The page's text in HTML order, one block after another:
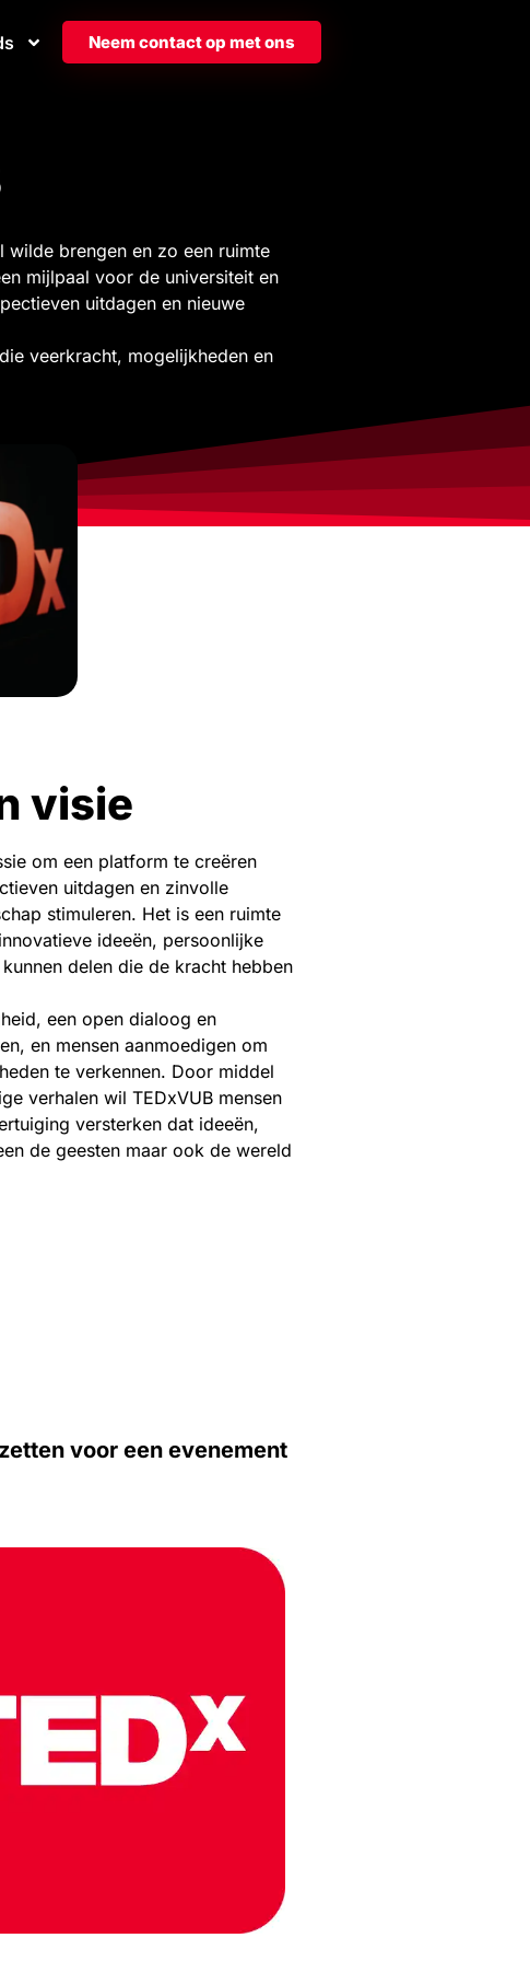
Neem contact op met ons
wilde brengen en zo een ruimte
mijlpaal voor de universiteit en
uitdagen en nieuwe
veerkracht, mogelijkheden en
visie
om een platform te creëren
uitdagen en zinvolle
stimuleren. Het is een ruimte
ideeën, persoonlijke
delen die de kracht hebben
een open dialoog en
en mensen aanmoedigen om
te verkennen. Door middel
verhalen wil TEDxVUB mensen
versterken dat ideeën,
de geesten maar ook de wereld
voor een evenement